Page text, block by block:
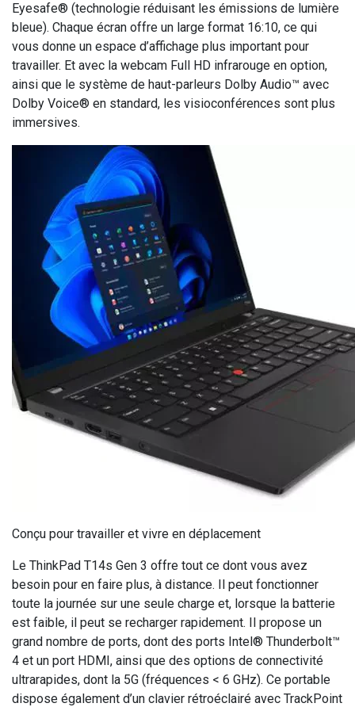
Eyesafe® (technologie réduisant les émissions de lumière
bleue). Chaque écran offre un large format 16:10, ce qui
vous donne un espace d’affichage plus important pour
travailler. Et avec la webcam Full HD infrarouge en option,
ainsi que le système de haut-parleurs Dolby Audio™ avec
Dolby Voice® en standard, les visioconférences sont plus
immersives.
Conçu pour travailler et vivre en déplacement
Le ThinkPad T14s Gen 3 offre tout ce dont vous avez
besoin pour en faire plus, à distance. Il peut fonctionner
toute la journée sur une seule charge et, lorsque la batterie
est faible, il peut se recharger rapidement. Il propose un
grand nombre de ports, dont des ports Intel® Thunderbolt™
4 et un port HDMI, ainsi que des options de connectivité
ultrarapides, dont la 5G (fréquences < 6 GHz). Ce portable
dispose également d’un clavier rétroéclairé avec TrackPoint